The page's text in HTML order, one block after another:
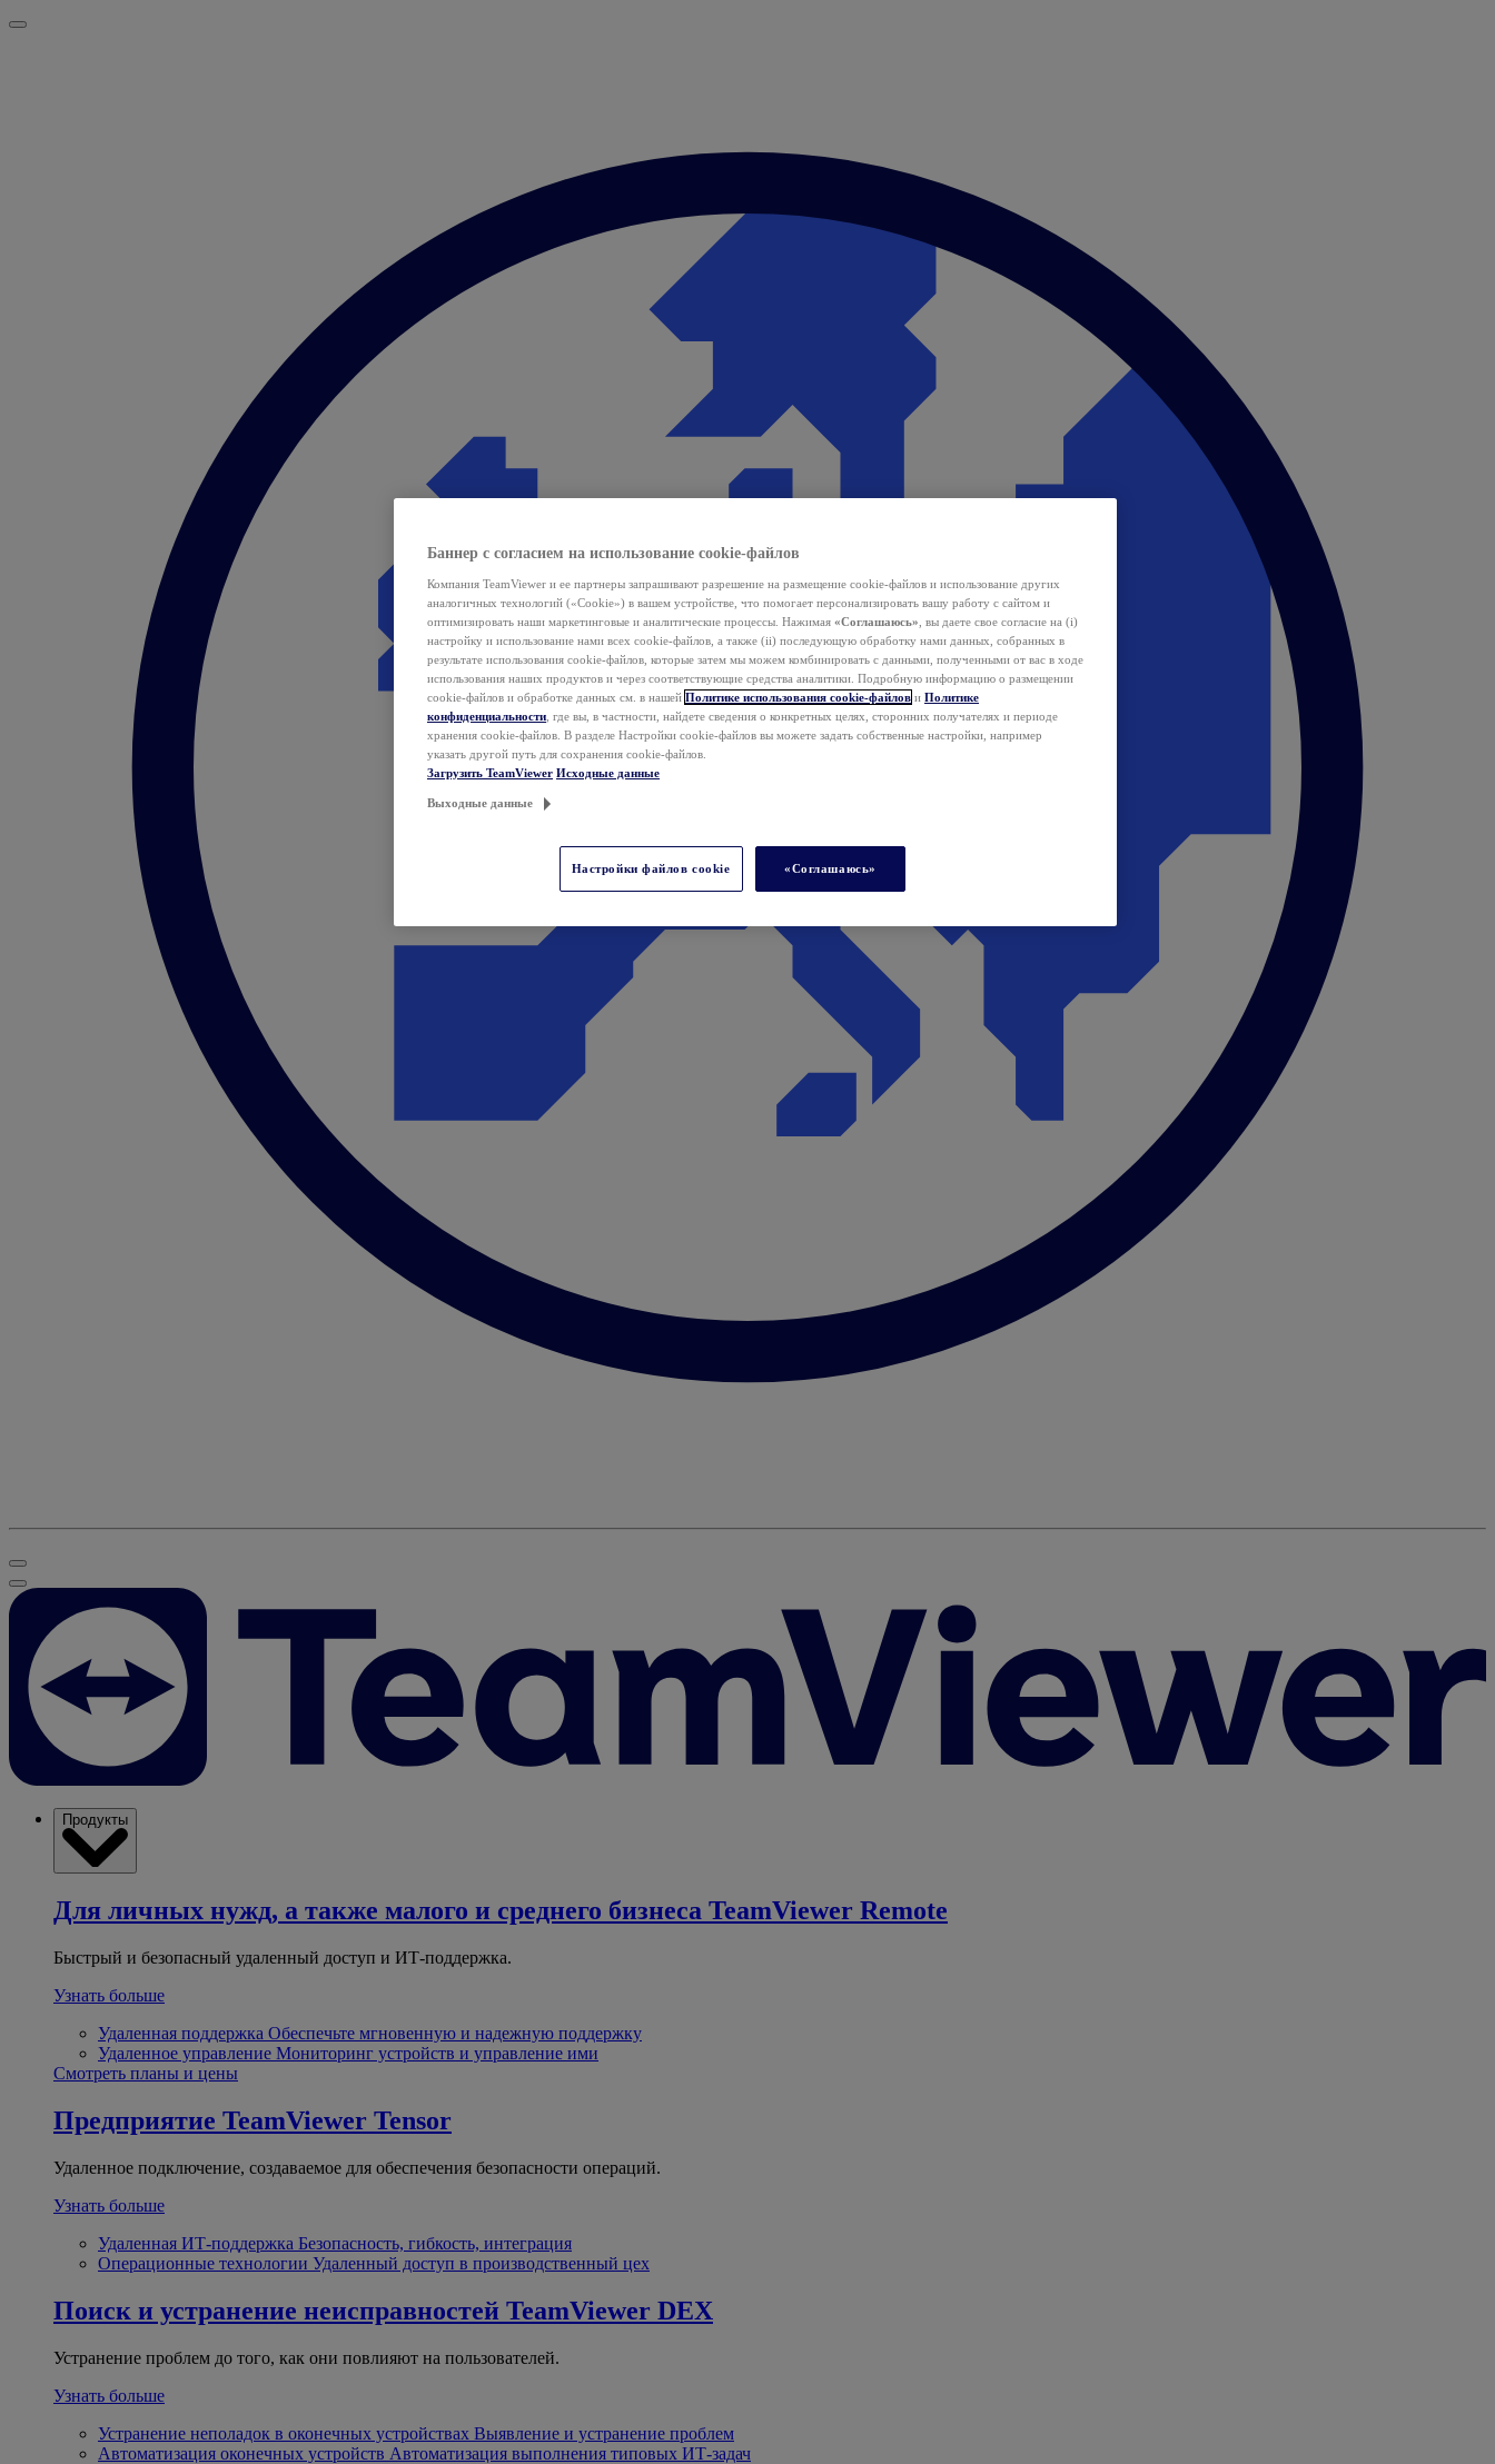
Продукты
Для личных нужд, а также малого и среднего бизнеса TeamViewer Remote
Быстрый и безопасный удаленный доступ и ИТ-поддержка.
Узнать больше
Удаленная поддержка Обеспечьте мгновенную и надежную поддержку
Удаленное управление Мониторинг устройств и управление ими
Смотреть планы и цены
Предприятие TeamViewer Tensor
Удаленное подключение, создаваемое для обеспечения безопасности операций.
Узнать больше
Удаленная ИТ-поддержка Безопасность, гибкость, интеграция
Операционные технологии Удаленный доступ в производственный цех
Поиск и устранение неисправностей TeamViewer DEX
Устранение проблем до того, как они повлияют на пользователей.
Узнать больше
Устранение неполадок в оконечных устройствах Выявление и устранение проблем
Автоматизация оконечных устройств Автоматизация выполнения типовых ИТ-задач
Баннер с согласием на использование cookie-файлов
Компания TeamViewer и ее партнеры запрашивают разрешение на размещение cookie-файлов и использование других
аналогичных технологий («Cookie») в вашем устройстве, что помогает персонализировать вашу работу с сайтом и
оптимизировать наши маркетинговые и аналитические процессы. Нажимая «Соглашаюсь» , вы даете свое согласие на (i)
настройку и использование нами всех cookie-файлов, а также (ii) последующую обработку нами данных, собранных в
результате использования cookie-файлов, которые затем мы можем комбинировать с данными, полученными от вас в ходе
использования наших продуктов и через соответствующие средства аналитики. Подробную информацию о размещении
cookie-файлов и обработке данных см. в нашей Политике использования cookie-файлов и Политике
конфиденциальности , где вы, в частности, найдете сведения о конкретных целях, сторонних получателях и периоде
хранения cookie-файлов. В разделе Настройки cookie-файлов вы можете задать собственные настройки, например
указать другой путь для сохранения cookie-файлов.
Загрузить TeamViewer Исходные данные
Выходные данные
Настройки файлов cookie «Соглашаюсь»